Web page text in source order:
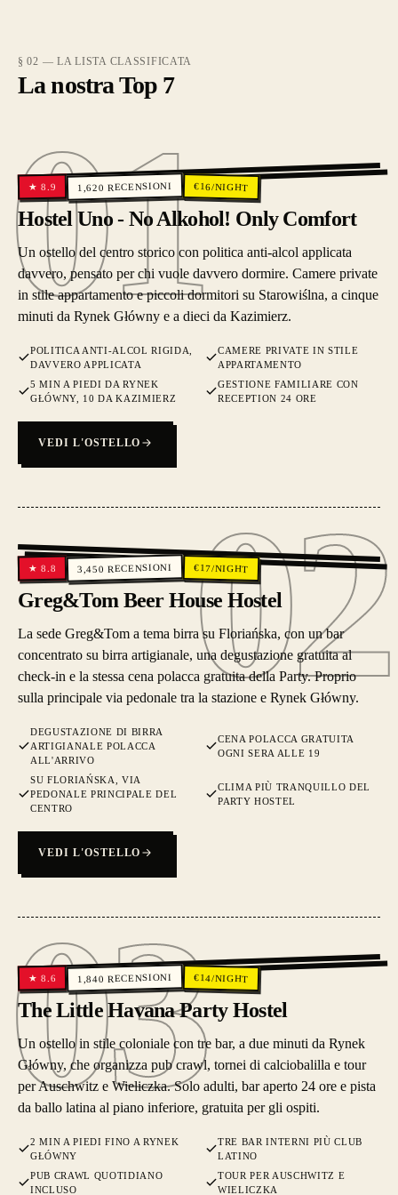
§ 02 — LA LISTA CLASSIFICATA
La nostra Top 7
01
01
★8.9 1,620 RECENSIONI €16/NIGHT
Hostel Uno - No Alkohol! Only Comfort
Un ostello del centro storico con politica anti-alcol applicata
davvero, pensato per chi vuole davvero dormire. Camere private
in stile appartamento e piccoli dormitori su Starowiślna, a cinque
minuti da Rynek Główny e a dieci da Kazimierz.
POLITICA ANTI-ALCOL RIGIDA,
DAVVERO APPLICATA
CAMERE PRIVATE IN STILE
APPARTAMENTO
5 MIN A PIEDI DA RYNEK
GŁÓWNY, 10 DA KAZIMIERZ
GESTIONE FAMILIARE CON
RECEPTION 24 ORE
VEDI L'OSTELLO
02
02
★8.8 3,450 RECENSIONI €17/NIGHT
Greg&Tom Beer House Hostel
La sede Greg&Tom a tema birra su Floriańska, con un bar
concentrato su birra artigianale, una degustazione gratuita al
check-in e la stessa cena polacca gratuita della Party. Proprio
sulla principale via pedonale tra la stazione e Rynek Główny.
DEGUSTAZIONE DI BIRRA
ARTIGIANALE POLACCA
ALL'ARRIVO
CENA POLACCA GRATUITA
OGNI SERA ALLE 19
SU FLORIAŃSKA, VIA
PEDONALE PRINCIPALE DEL
CENTRO
CLIMA PIÙ TRANQUILLO DEL
PARTY HOSTEL
VEDI L'OSTELLO
03
03
★8.6 1,840 RECENSIONI €14/NIGHT
The Little Havana Party Hostel
Un ostello in stile coloniale con tre bar, a due minuti da Rynek
Główny, che organizza pub crawl, tornei di calciobalilla e tour
per Auschwitz e Wieliczka. Solo adulti, bar aperto 24 ore e pista
da ballo latina al piano inferiore, gratuita per gli ospiti.
2 MIN A PIEDI FINO A RYNEK
GŁÓWNY
TRE BAR INTERNI PIÙ CLUB
LATINO
PUB CRAWL QUOTIDIANO
INCLUSO
TOUR PER AUSCHWITZ E
WIELICZKA